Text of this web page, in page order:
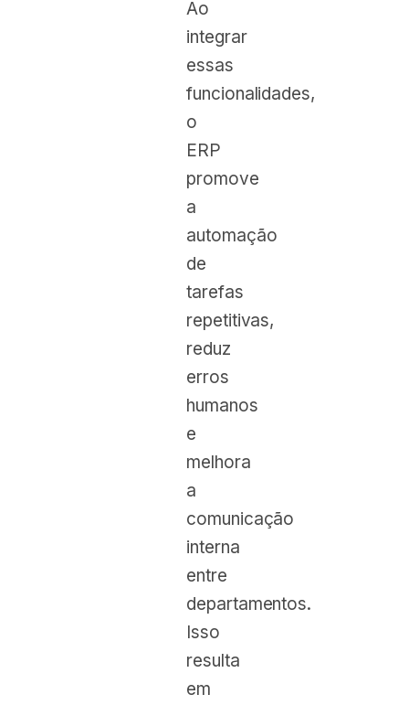
Ao
integrar
essas
funcionalidades,
o
ERP
promove
a
automação
de
tarefas
repetitivas,
reduz
erros
humanos
e
melhora
a
comunicação
interna
entre
departamentos.
Isso
resulta
em